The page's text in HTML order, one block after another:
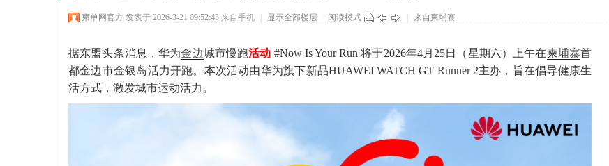
柬单网官方 发表于 2026-3-21 09:52:43 来自手机 显示全部楼层 阅读模式 来自柬埔寨
据东盟头条消息，华为金边城市慢跑活动 #Now Is Your Run 将于2026年4月25日（星期六）上午在柬埔寨首
都金边市金银岛活力开跑。本次活动由华为旗下新品HUAWEI WATCH GT Runner 2主办，旨在倡导健康生
活方式，激发城市运动活力。